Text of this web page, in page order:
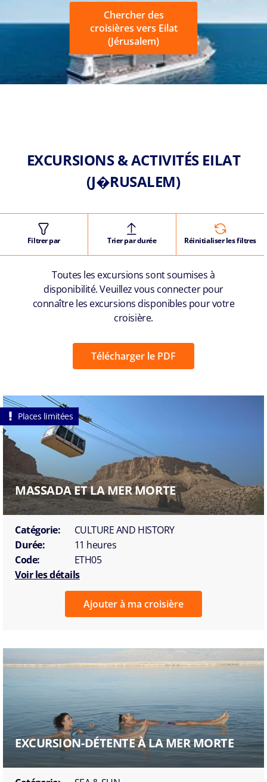
Chercher des
croisières vers Eilat
(Jérusalem)
EXCURSIONS & ACTIVITÉS EILAT
(J�RUSALEM)
Filtrer par Trier par durée Réinitialiser les filtres
Toutes les excursions sont soumises à
disponibilité. Veuillez vous connecter pour
connaître les excursions disponibles pour votre
croisière.
Télécharger le PDF
Places limitées
MASSADA ET LA MER MORTE
Catégorie:
CULTURE AND HISTORY
Durée:
11 heures
Code:
ETH05
Voir les détails
Ajouter à ma croisière
EXCURSION-DÉTENTE À LA MER MORTE